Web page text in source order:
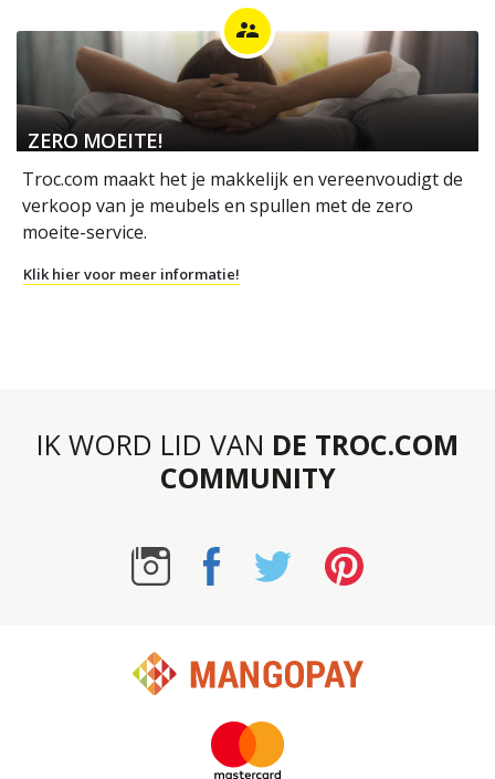
supervisor_account
ZERO MOEITE!
Troc.com maakt het je makkelijk en vereenvoudigt de
verkoop van je meubels en spullen met de zero
moeite-service.
Klik hier voor meer informatie!
IK WORD LID VAN DE TROC.COM
COMMUNITY